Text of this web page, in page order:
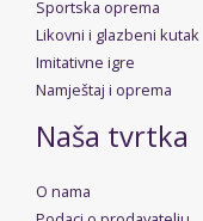
Sportska oprema
Likovni i glazbeni kutak
Imitativne igre
Namještaj i oprema
Naša tvrtka
O nama